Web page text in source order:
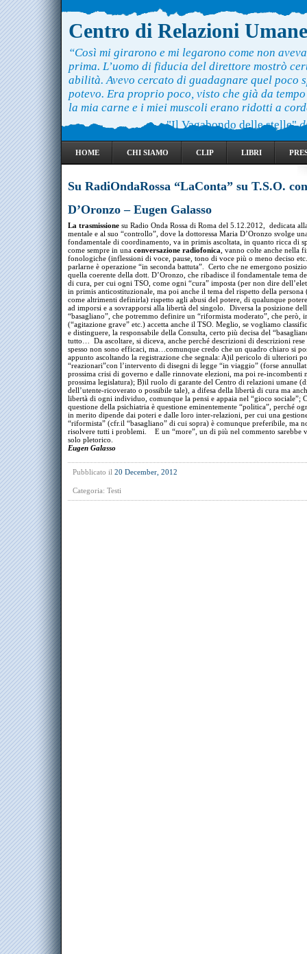
Centro di Relazioni Umane
“Così mi girarono e mi legarono come non
prima. L’uomo di fiducia del direttore mostrò
abilità. Avevo cercato di guadagnare quel poco
potevo. Era proprio poco, visto che già da
la mia carne e i miei muscoli erano ridotti a
"Il Vagabondo delle stelle"
HOME CHI SIAMO CLIP LIBRI
Su RadiOndaRossa “LaConta” su T.S.O.
D’Oronzo – Eugen Galasso
La trasmissione su Radio Onda Rossa di Roma del 5.12.2012, dedicata
mentale e al suo “controllo”, dove la dottoressa Maria D’Oronzo svolge
fondamentale di coordinamento, va in primis ascoltata, in quanto ricca di
come sempre in una conversazione radiofonica , vanno colte anche nella
fonologiche (inflessioni di voce, pause, tono di voce più o meno deciso
parlarne è operazione “in seconda battuta”. Certo che ne emergono
quella coerente della dott. D’Oronzo, che ribadisce il fondamentale tema
di cura, per cui ogni TSO, come ogni “cura” imposta (per non dire
in primis anticostituzionale, ma poi anche il tema del rispetto della persona
come altrimenti definirla) rispetto agli abusi del potere, di qualunque
ad imporsi e a sovrapporsi alla libertà del singolo. Diversa la posizione
“basagliano”, che potremmo definire un “riformista moderato”, che però,
(“agitazione grave” etc.) accetta anche il TSO. Meglio, se vogliamo
e distinguere, la responsabile della Consulta, certo più decisa del
tutto… Da ascoltare, si diceva, anche perché descrizioni di descrizioni rese
spesso non sono efficaci, ma…comunque credo che un quadro chiaro si
appunto ascoltando la registrazione che segnala: A)il pericolo di ulteriori
“reazionari”con l’intervento di disegni di legge “in viaggio” (forse
prossima crisi di governo e dalle rinnovate elezioni, ma poi re-incombenti
prossima legislatura); B)il ruolo di garante del Centro di relazioni umane
dell’utente-ricoverato o possibile tale), a difesa della libertà di cura ma
libertà di ogni individuo, comunque la pensi e appaia nel “gioco sociale”;
questione della psichiatria è questione eminentemente “politica”, perché
in merito dipende dai poteri e dalle loro inter-relazioni, per cui una
“riformista” (cfr.il “basagliano” di cui sopra) è comunque preferibile, ma
risolvere tutti i problemi. E un “more”, un di più nel commento sarebbe
solo pletorico.
Eugen Galasso
Pubblicato il 20 December, 2012
Categoria: Testi